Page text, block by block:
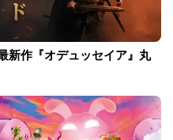
新作『オデュッセイア』丸